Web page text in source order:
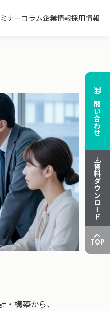
ナーコラム企業情報採用情報
構築から、
お問い合わせ
資料ダウンロード
TOP